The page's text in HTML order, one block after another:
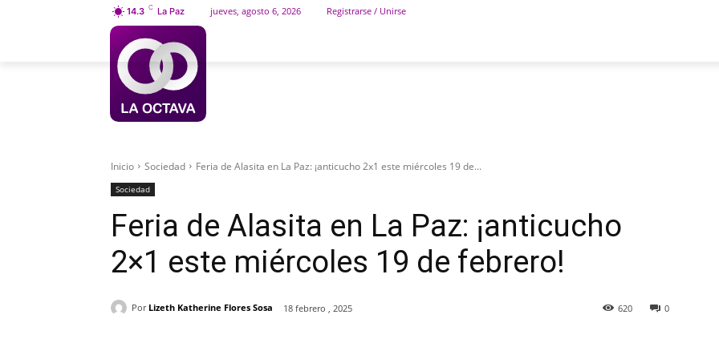
14.3 C La Paz jueves, agosto 6, 2026 Registrarse / Unirse
Inicio Sociedad Feria de Alasita en La Paz: ¡anticucho 2x1 este miércoles 19 de...
Sociedad
Feria de Alasita en La Paz: ¡anticucho
2×1 este miércoles 19 de febrero!
Por Lizeth Katherine Flores Sosa 18 febrero , 2025 0
620